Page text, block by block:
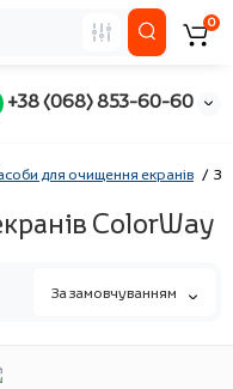
+38 (068) 853-60-60
0
для очищення екранів
ColorWay
За замовчуванням